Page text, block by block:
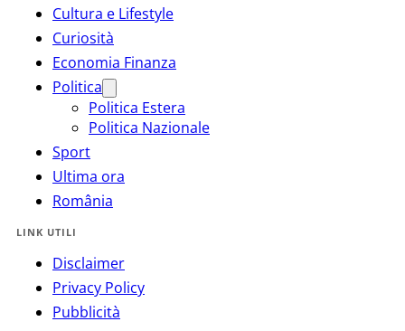
Cultura e Lifestyle
Curiosità
Economia Finanza
Politica
Politica Estera
Politica Nazionale
Sport
Ultima ora
România
LINK UTILI
Disclaimer
Privacy Policy
Pubblicità